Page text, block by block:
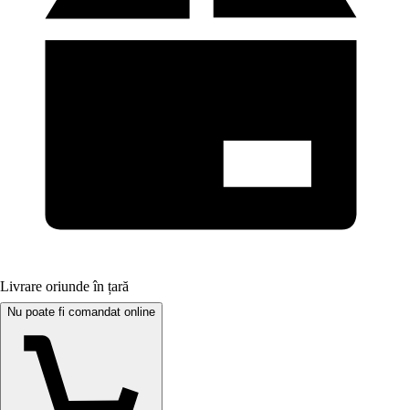
Livrare oriunde în țară
Nu poate fi comandat online